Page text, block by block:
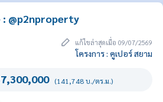
: @p2nproperty
แก้ไขล่าสุดเมื่อ 09/07/2569
โครงการ : คูเปอร์ สยาม
(141,748 บ./ตร.ม.)